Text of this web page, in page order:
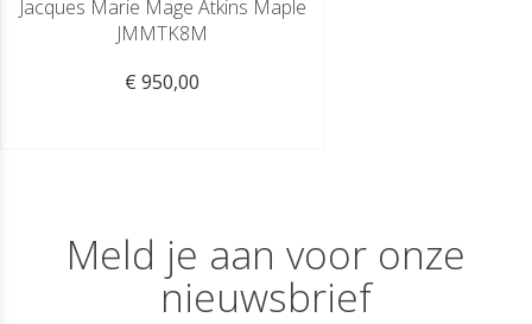
Jacques Marie Mage Atkins Maple
JMMTK8M
€ 950,00
Meld je aan voor onze
nieuwsbrief